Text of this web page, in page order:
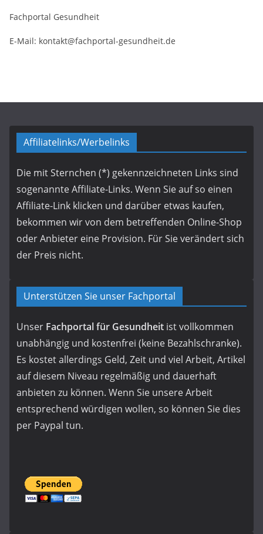
Fachportal Gesundheit
E-Mail: kontakt@fachportal-gesundheit.de
Affiliatelinks/Werbelinks
Die mit Sternchen (*) gekennzeichneten Links sind
sogenannte Affiliate-Links. Wenn Sie auf so einen
Affiliate-Link klicken und darüber etwas kaufen,
bekommen wir von dem betreffenden Online-Shop
oder Anbieter eine Provision. Für Sie verändert sich
der Preis nicht.
Unterstützen Sie unser Fachportal
Unser Fachportal für Gesundheit ist vollkommen
unabhängig und kostenfrei (keine Bezahlschranke).
Es kostet allerdings Geld, Zeit und viel Arbeit, Artikel
auf diesem Niveau regelmäßig und dauerhaft
anbieten zu können. Wenn Sie unsere Arbeit
entsprechend würdigen wollen, so können Sie dies
per Paypal tun.